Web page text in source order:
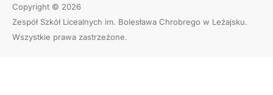
Copyright © 2026
Zespół Szkół Licealnych im. Bolesława Chrobrego w Leżajsku.
Wszystkie prawa zastrzeżone.